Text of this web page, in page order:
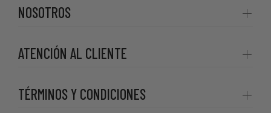
NOSOTROS
ATENCIÓN AL CLIENTE
TÉRMINOS Y CONDICIONES